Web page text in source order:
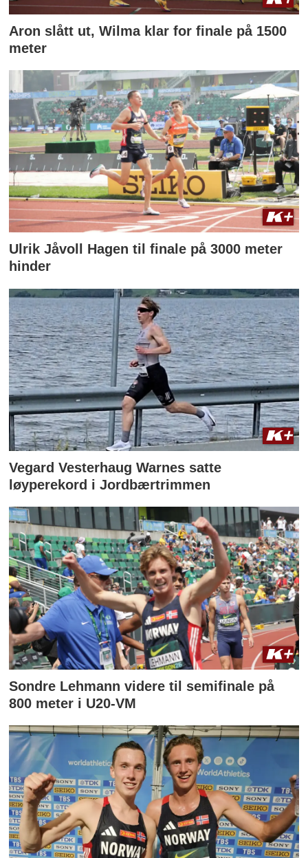
Aron slått ut, Wilma klar for finale på 1500
meter
Ulrik Jåvoll Hagen til finale på 3000 meter
hinder
Vegard Vesterhaug Warnes satte
løyperekord i Jordbærtrimmen
Sondre Lehmann videre til semifinale på
800 meter i U20-VM